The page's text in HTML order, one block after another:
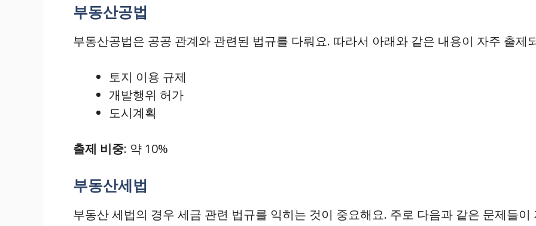
부동산공법
부동산공법은 공공 관계와 관련된 법규를 다뤄요. 따라서 아래와 같은 내용이 자주 출제
토지 이용 규제
개발행위 허가
도시계획
출제 비중: 약 10%
부동산세법
부동산 세법의 경우 세금 관련 법규를 익히는 것이 중요해요. 주로 다음과 같은 문제들이